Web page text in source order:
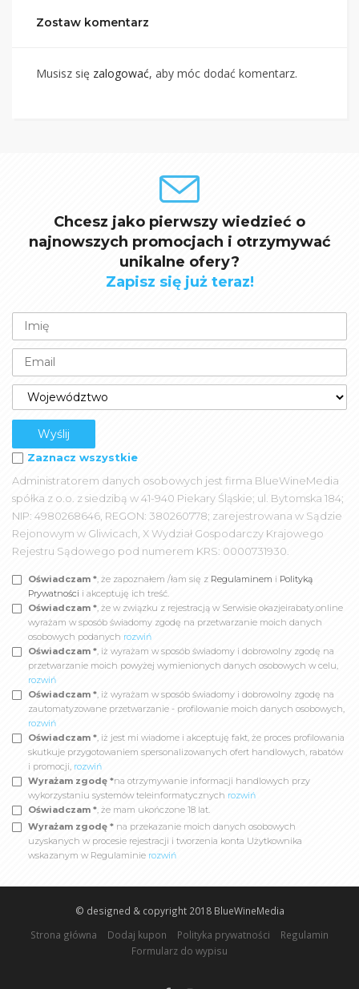
Zostaw komentarz
Musisz się zalogować, aby móc dodać komentarz.
Chcesz jako pierwszy wiedzieć o
najnowszych promocjach i otrzymywać
unikalne ofery?
Zapisz się już teraz!
Zaznacz wszystkie
Administratorem danych osobowych jest firma BlueWineMedia
spółka z o.o. z siedzibą w 41-940 Piekary Śląskie; ul. Bytomska 184;
NIP: 4980268646, REGON: 380260778; zarejestrowana w Sądzie
Rejonowym w Gliwicach, X Wydział Gospodarczy Krajowego
Rejestru Sądowego pod numerem KRS: 0000731930.
Oświadczam *, że zapoznałem /łam się z Regulaminem i Polityką
Prywatności i akceptuję ich treść.
Oświadczam *, że w związku z rejestracją w Serwisie okazjeirabaty.online
wyrażam w sposób świadomy zgodę na przetwarzanie moich danych
osobowych podanych rozwiń
Oświadczam *, iż wyrażam w sposób świadomy i dobrowolny zgodę na
przetwarzanie moich powyżej wymienionych danych osobowych w celu,
rozwiń
Oświadczam *, iż wyrażam w sposób świadomy i dobrowolny zgodę na
zautomatyzowane przetwarzanie - profilowanie moich danych osobowych,
rozwiń
Oświadczam *, iż jest mi wiadome i akceptuję fakt, że proces profilowania
skutkuje przygotowaniem spersonalizowanych ofert handlowych, rabatów
i promocji, rozwiń
Wyrażam zgodę *na otrzymywanie informacji handlowych przy
wykorzystaniu systemów teleinformatycznych rozwiń
Oświadczam *, że mam ukończone 18 lat.
Wyrażam zgodę * na przekazanie moich danych osobowych
uzyskanych w procesie rejestracji i tworzenia konta Użytkownika
wskazanym w Regulaminie rozwiń
© designed & copyright 2018 BlueWineMedia
Strona główna
Dodaj kupon Polityka prywatności
Regulamin
Formularz do wypisu